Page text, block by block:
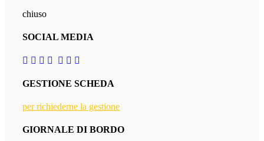
chiuso
SOCIAL MEDIA
GESTIONE SCHEDA
per richiederne la gestione
GIORNALE DI BORDO